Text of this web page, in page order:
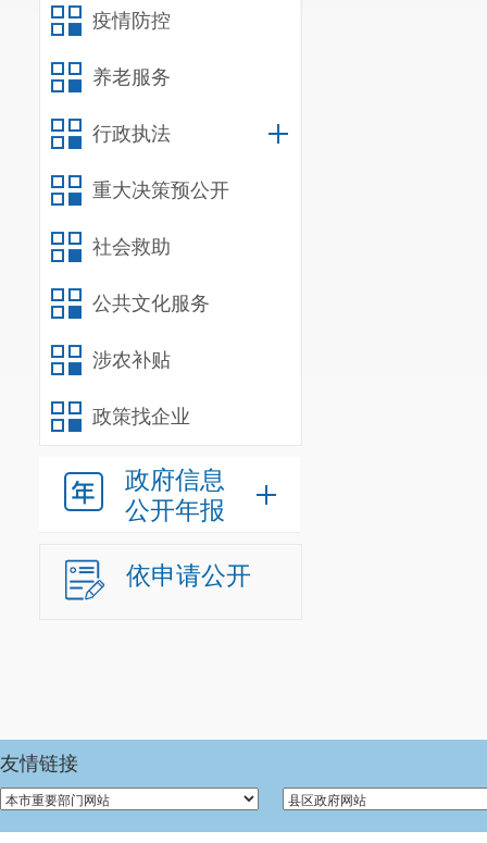
疫情防控
养老服务
行政执法
重大决策预公开
社会救助
公共文化服务
涉农补贴
政策找企业
政府信息
公开年报
依申请公开
友情链接